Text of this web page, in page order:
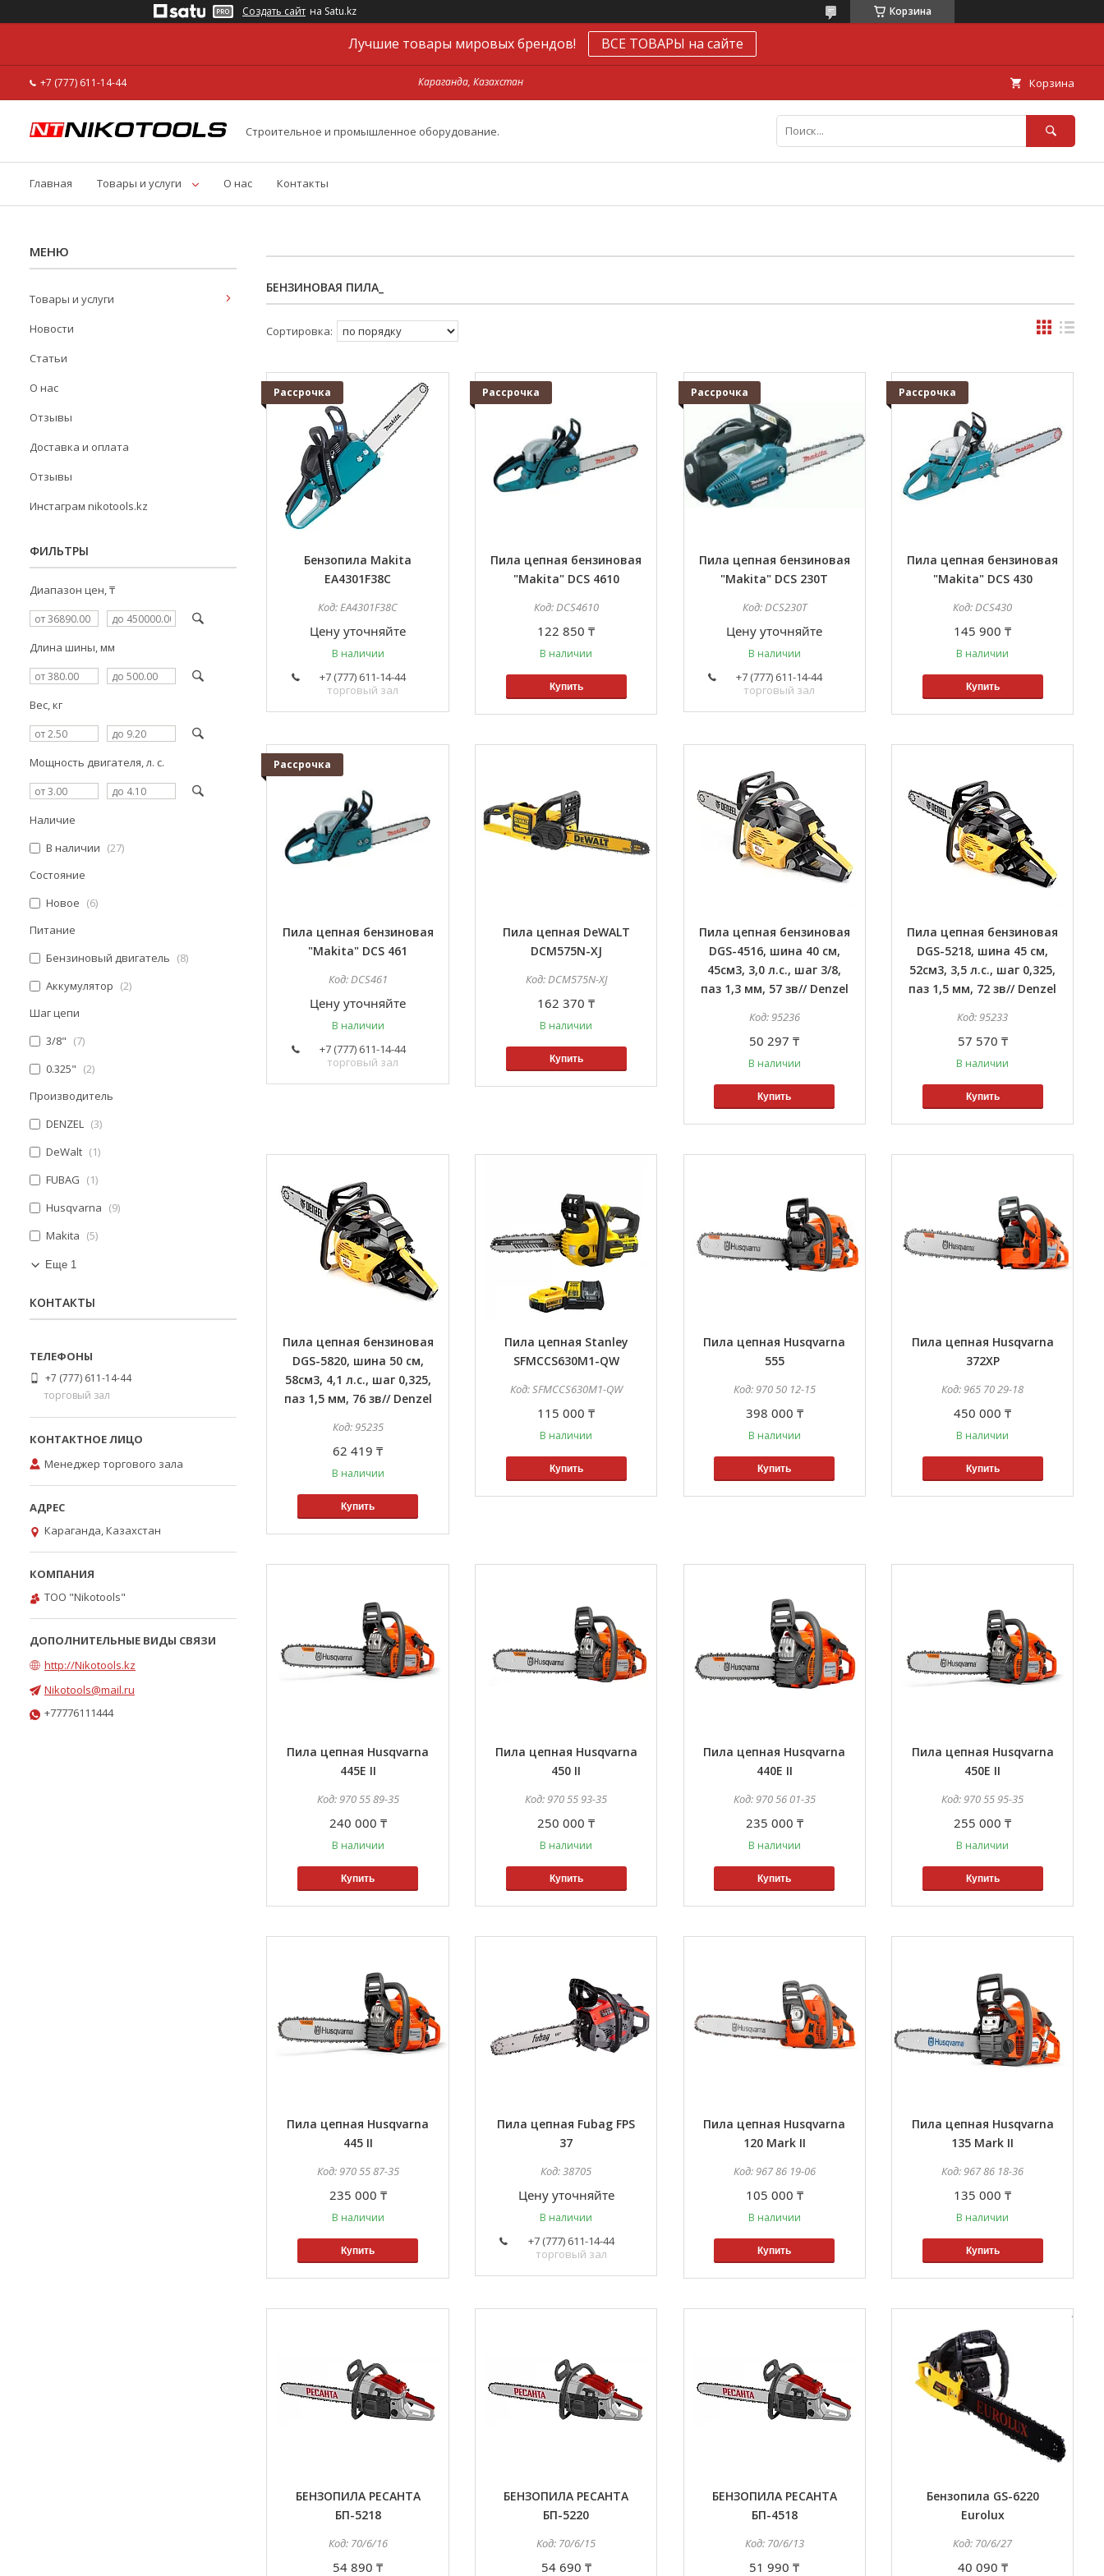
Создать сайт на Satu.kz Корзина
Лучшие товары мировых брендов! ВСЕ ТОВАРЫ на сайте
+7 (777) 611-14-44 Караганда, Казахстан Корзина
Строительное и промышленное оборудование.
Главная Товары и услуги О нас Контакты
БЕНЗИНОВАЯ ПИЛА_
Рассрочка
Бензопила Makita
EA4301F38C
EA4301F38C
Цену уточняйте
В наличии
+7 (777) 611-14-44
торговый зал
Рассрочка
Пила цепная бензиновая
"Makita" DCS 4610
DCS4610
122 850 ₸
В наличии
Купить
Рассрочка
Пила цепная бензиновая
"Makita" DCS 230T
DCS230T
Цену уточняйте
В наличии
+7 (777) 611-14-44
торговый зал
Рассрочка
Пила цепная бензиновая
"Makita" DCS 430
DCS430
145 900 ₸
В наличии
Купить
Рассрочка
Пила цепная бензиновая
"Makita" DCS 461
DCS461
Цену уточняйте
В наличии
+7 (777) 611-14-44
торговый зал
Пила цепная DeWALT
DCM575N-XJ
DCM575N-XJ
162 370 ₸
В наличии
Купить
Пила цепная бензиновая
DGS-4516, шина 40 см,
45см3, 3,0 л.с., шаг 3/8,
паз 1,3 мм, 57 зв// Denzel
95236
50 297 ₸
В наличии
Купить
Пила цепная бензиновая
DGS-5218, шина 45 см,
52см3, 3,5 л.с., шаг 0,325,
паз 1,5 мм, 72 зв// Denzel
95233
57 570 ₸
В наличии
Купить
Пила цепная бензиновая
DGS-5820, шина 50 см,
58см3, 4,1 л.с., шаг 0,325,
паз 1,5 мм, 76 зв// Denzel
95235
62 419 ₸
В наличии
Купить
Пила цепная Stanley
SFMCCS630M1-QW
SFMCCS630M1-QW
115 000 ₸
В наличии
Купить
Пила цепная Husqvarna
555
970 50 12-15
398 000 ₸
В наличии
Купить
Пила цепная Husqvarna
372XP
965 70 29-18
450 000 ₸
В наличии
Купить
Пила цепная Husqvarna
445E II
970 55 89-35
240 000 ₸
В наличии
Купить
Пила цепная Husqvarna
450 II
970 55 93-35
250 000 ₸
В наличии
Купить
Пила цепная Husqvarna
440E II
970 56 01-35
235 000 ₸
В наличии
Купить
Пила цепная Husqvarna
450E II
970 55 95-35
255 000 ₸
В наличии
Купить
Пила цепная Husqvarna
445 II
970 55 87-35
235 000 ₸
В наличии
Купить
Пила цепная Fubag FPS
37
38705
Цену уточняйте
В наличии
+7 (777) 611-14-44
торговый зал
Пила цепная Husqvarna
120 Mark II
967 86 19-06
105 000 ₸
В наличии
Купить
Пила цепная Husqvarna
135 Mark II
967 86 18-36
135 000 ₸
В наличии
Купить
БЕНЗОПИЛА РЕСАНТА
БП-5218
70/6/16
54 890 ₸
БЕНЗОПИЛА РЕСАНТА
БП-5220
70/6/15
54 690 ₸
БЕНЗОПИЛА РЕСАНТА
БП-4518
70/6/13
51 990 ₸
Бензопила GS-6220
Eurolux
70/6/27
40 090 ₸
Товары и услуги
Новости
Статьи
О нас
Отзывы
Доставка и оплата
Отзывы
Инстаграм nikotools.kz
ФИЛЬТРЫ
Диапазон цен, ₸
Длина шины, мм
Вес, кг
Мощность двигателя, л. с.
Наличие
В наличии
27
Состояние
Новое
6
Питание
Бензиновый двигатель
8
Аккумулятор
2
Шаг цепи
3/8"
7
0.325"
2
Производитель
DENZEL
3
DeWalt
1
FUBAG
1
Husqvarna
9
Makita
5
Еще 1
КОНТАКТЫ
+7 (777) 611-14-44
торговый зал
Менеджер торгового зала
Караганда, Казахстан
ТОО "Nikotools"
http://Nikotools.kz
Nikotools@mail.ru
+77776111444